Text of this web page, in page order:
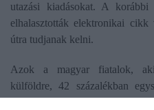
utazási kiadásokat. A
elhalasztották elektronikai
útra tudjanak kelni.
Azok a magyar fiatalok,
külföldre, 42 százalékban